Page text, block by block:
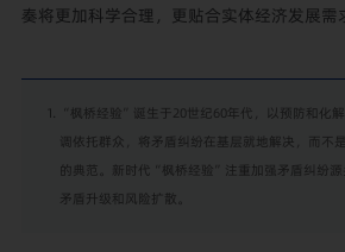
奏将更加科学合理，更贴合实体经济发展需
“枫桥经验”诞生于20世纪60年代，以预防和化
调依托群众，将矛盾纠纷在基层就地解决，而不
的典范。新时代“枫桥经验”注重加强矛盾纠纷源
矛盾升级和风险扩散。